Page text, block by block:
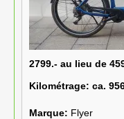
2799.- au lieu de
Kilométrage: ca.
Marque: Flyer